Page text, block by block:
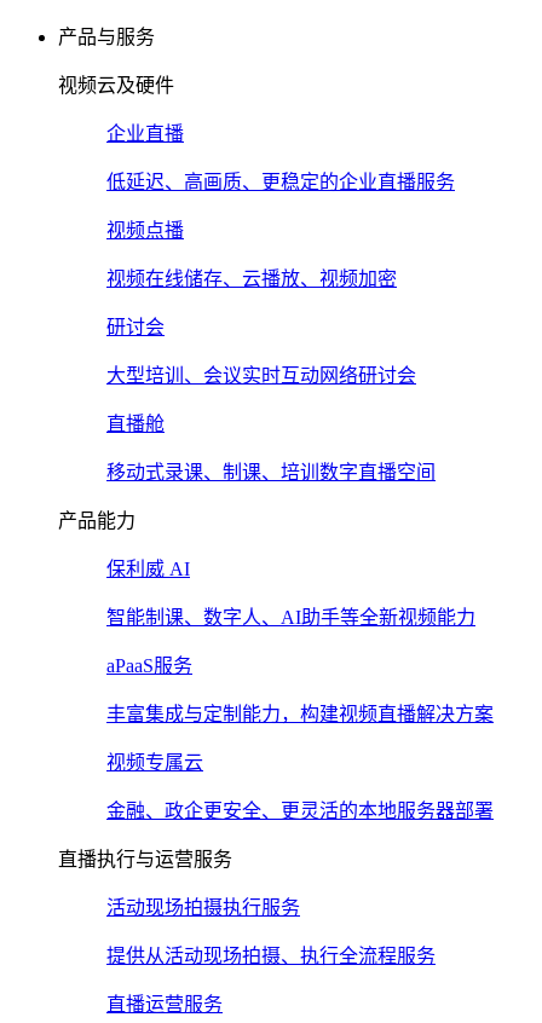
产品与服务
视频云及硬件
企业直播
低延迟、高画质、更稳定的企业直播服务
视频点播
视频在线储存、云播放、视频加密
研讨会
大型培训、会议实时互动网络研讨会
直播舱
移动式录课、制课、培训数字直播空间
产品能力
保利威 AI
智能制课、数字人、AI助手等全新视频能力
aPaaS服务
丰富集成与定制能力，构建视频直播解决方案
视频专属云
金融、政企更安全、更灵活的本地服务器部署
直播执行与运营服务
活动现场拍摄执行服务
提供从活动现场拍摄、执行全流程服务
直播运营服务